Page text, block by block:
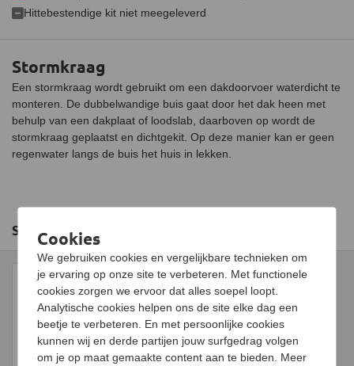
Stormkraag
Een stormkraag wordt gebruikt om een dakdoorvoer waterdicht te
monteren. De dubbelwandige buis gaat door het dak heen met
behulp van een dakplaat of loodslab, daarboven op wordt de
stormkraag geplaatst en dichtgekit. Op deze manier kan er geen
regenwater langs de buis het huis in lekken.
Hittebestendige kit niet meegeleverd
Slim combineren
Cookies
We gebruiken cookies en vergelijkbare technieken om
je ervaring op onze site te verbeteren. Met functionele
cookies zorgen we ervoor dat alles soepel loopt.
Analytische cookies helpen ons de site elke dag een
beetje te verbeteren. En met persoonlijke cookies
kunnen wij en derde partijen jouw surfgedrag volgen
om je op maat gemaakte content aan te bieden. Meer